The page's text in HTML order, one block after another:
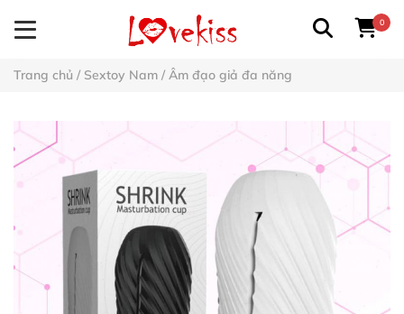
0
Trang chủ / Sextoy Nam / Âm đạo giả đa năng